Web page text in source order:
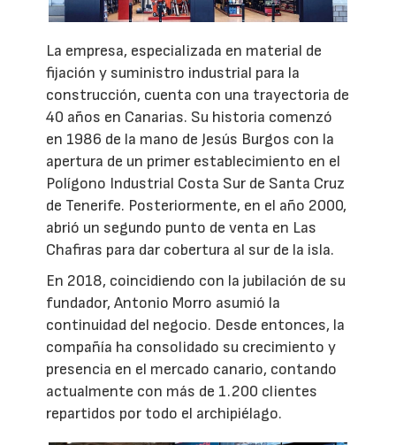
La empresa, especializada en material de
fijación y suministro industrial para la
construcción, cuenta con una trayectoria de
40 años en Canarias. Su historia comenzó
en 1986 de la mano de Jesús Burgos con la
apertura de un primer establecimiento en el
Polígono Industrial Costa Sur de Santa Cruz
de Tenerife. Posteriormente, en el año 2000,
abrió un segundo punto de venta en Las
Chafiras para dar cobertura al sur de la isla.
En 2018, coincidiendo con la jubilación de su
fundador, Antonio Morro asumió la
continuidad del negocio. Desde entonces, la
compañía ha consolidado su crecimiento y
presencia en el mercado canario, contando
actualmente con más de 1.200 clientes
repartidos por todo el archipiélago.